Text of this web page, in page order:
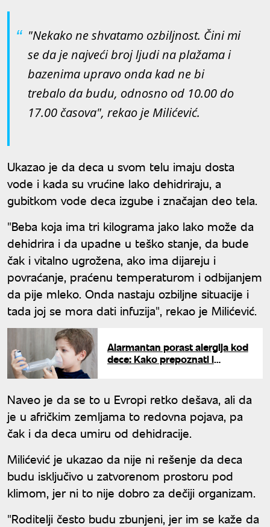
"Nekako ne shvatamo ozbiljnost. Čini mi
se da je najveći broj ljudi na plažama i
bazenima upravo onda kad ne bi
trebalo da budu, odnosno od 10.00 do
17.00 časova", rekao je Milićević.
Ukazao je da deca u svom telu imaju dosta
vode i kada su vrućine lako dehidriraju, a
gubitkom vode deca izgube i značajan deo tela.
"Beba koja ima tri kilograma jako lako može da
dehidrira i da upadne u teško stanje, da bude
čak i vitalno ugrožena, ako ima dijareju i
povraćanje, praćenu temperaturom i odbijanjem
da pije mleko. Onda nastaju ozbiljne situacije i
tada joj se mora dati infuzija", rekao je Milićević.
Alarmantan porast alergija kod
dece: Kako prepoznati i
Naveo je da se to u Evropi retko dešava, ali da
je u afričkim zemljama to redovna pojava, pa
čak i da deca umiru od dehidracije.
Milićević je ukazao da nije ni rešenje da deca
budu isključivo u zatvorenom prostoru pod
klimom, jer ni to nije dobro za dečiji organizam.
"Roditelji često budu zbunjeni, jer im se kaže da